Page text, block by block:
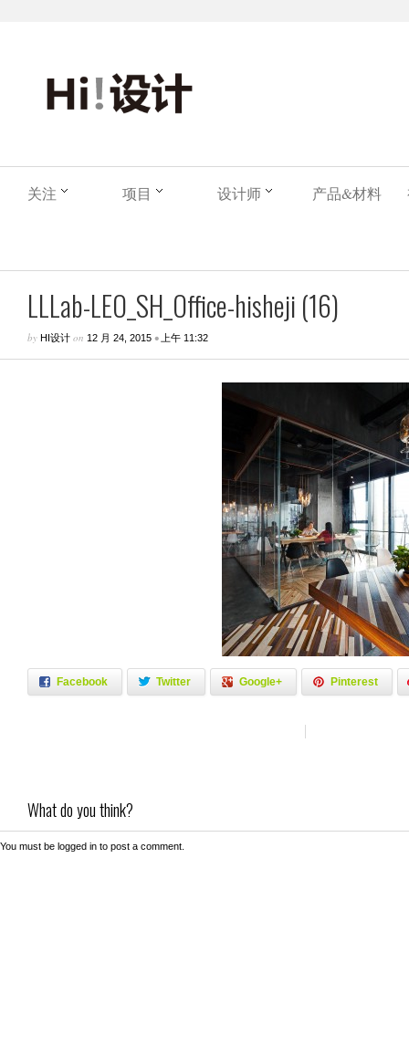
关注 项目 设计师 产品&材料
LLLab-LEO_SH_Office-hisheji (16)
by HI设计 on 12 月 24, 2015 • 上午 11:32
Facebook Twitter Google+ Pinterest
What do you think?
You must be logged in to post a comment.